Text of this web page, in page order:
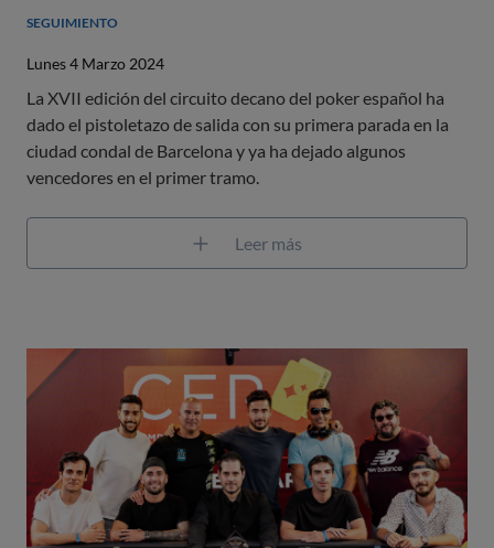
SEGUIMIENTO
Lunes 4 Marzo 2024
La XVII edición del circuito decano del poker español ha
dado el pistoletazo de salida con su primera parada en la
ciudad condal de Barcelona y ya ha dejado algunos
vencedores en el primer tramo.
Leer más